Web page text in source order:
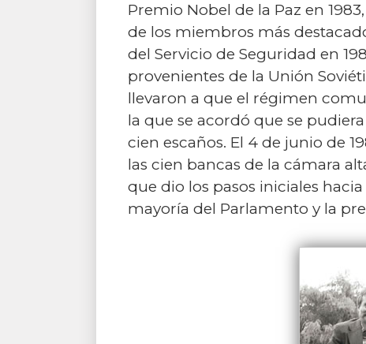
Premio Nobel de la Paz en
de los miembros más
del Servicio de Seguridad en
provenientes de la Unión
llevaron a que el régimen
la que se acordó que se
cien escaños. El 4 de junio de
las cien bancas de la cámara
que dio los pasos iniciales
mayoría del Parlamento y la